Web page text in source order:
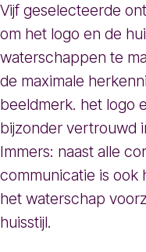
Vijf geselecteerde
om het logo en de
waterschappen te
de maximale
beeldmerk. het logo
bijzonder vertrouwd
Immers: naast alle
communicatie is ook
het waterschap
huisstijl.